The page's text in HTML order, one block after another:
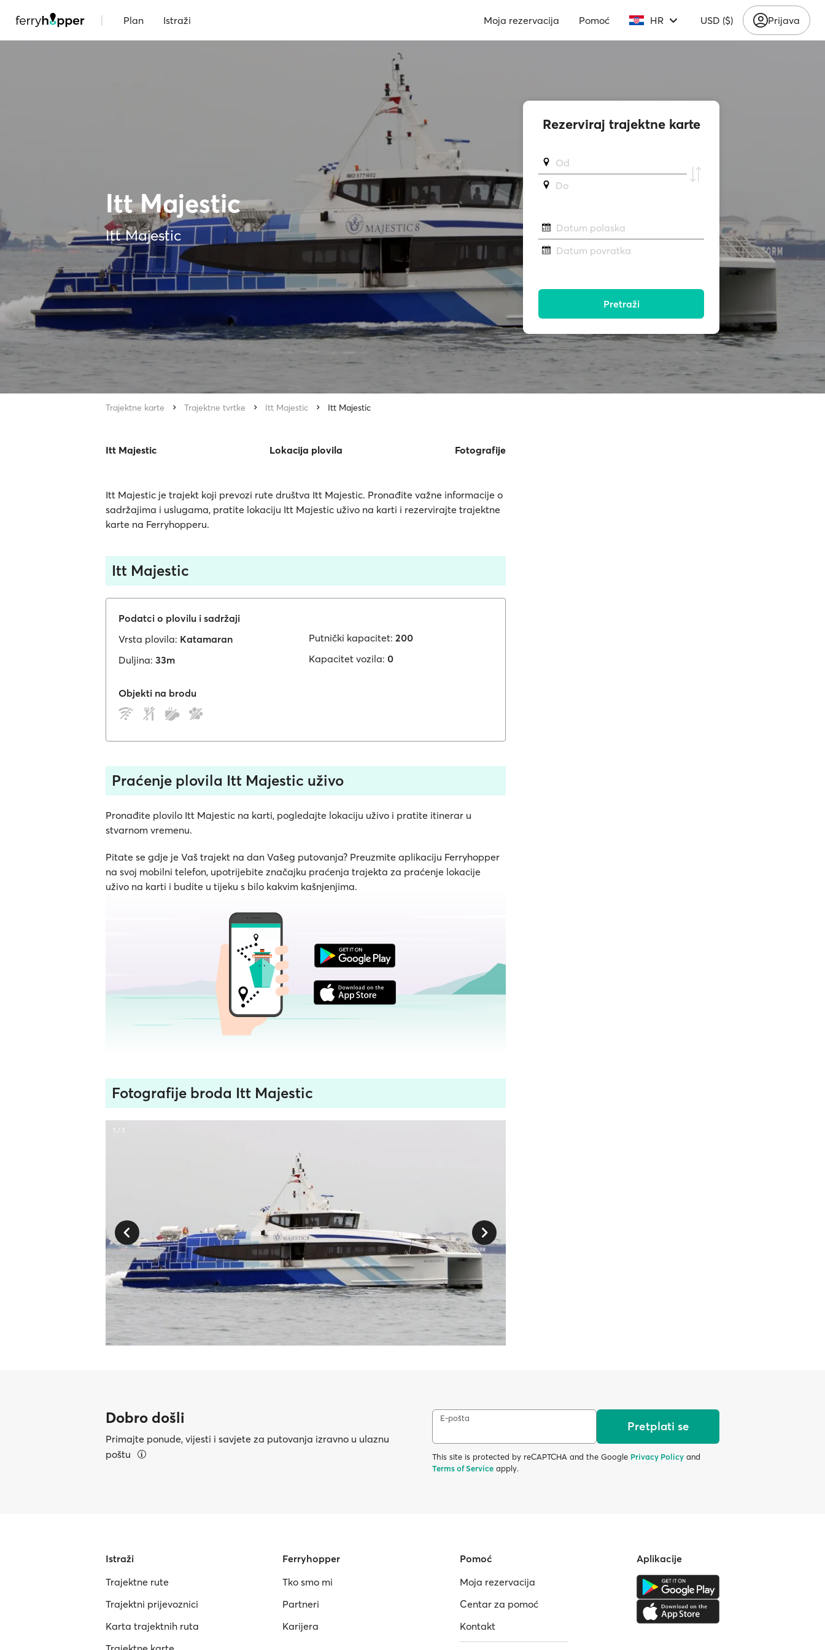
| Plan Istraži Moja rezervacija Pomoć HR USD ($) Prijava
Itt Majestic
Itt Majestic
Trajektne karte Trajektne tvrtke Itt Majestic Itt Majestic
Itt Majestic Lokacija plovila Fotografije
Itt Majestic je trajekt koji prevozi rute društva Itt Majestic. Pronađite važne informacije o
sadržajima i uslugama, pratite lokaciju Itt Majestic uživo na karti i rezervirajte trajektne
karte na Ferryhopperu.
Itt Majestic
Podatci o plovilu i sadržaji
Vrsta plovila: Katamaran
Duljina: 33m
Putnički kapacitet: 200
Kapacitet vozila: 0
Objekti na brodu
Praćenje plovila Itt Majestic uživo
Pronađite plovilo Itt Majestic na karti, pogledajte lokaciju uživo i pratite itinerar u
stvarnom vremenu.
Pitate se gdje je Vaš trajekt na dan Vašeg putovanja? Preuzmite aplikaciju Ferryhopper
na svoj mobilni telefon, upotrijebite značajku praćenja trajekta za praćenje lokacije
uživo na karti i budite u tijeku s bilo kakvim kašnjenjima.
Fotografije broda Itt Majestic
1 / 1
Rezerviraj trajektne karte
Od
Do
Datum polaska
Datum povratka
Pretraži
Dobro došli
Primajte ponude, vijesti i savjete za putovanja izravno u ulaznu
poštu
E-pošta
Pretplati se
This site is protected by reCAPTCHA and the Google Privacy Policy and
Terms of Service apply.
Istraži
Trajektne rute
Trajektni prijevoznici
Karta trajektnih ruta
Ferryhopper
Tko smo mi
Partneri
Karijera
Pomoć
Moja rezervacija
Centar za pomoć
Kontakt
Aplikacije